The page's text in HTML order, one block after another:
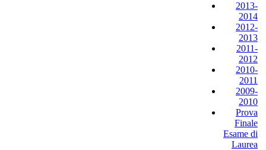
2013-
2014
2012-
2013
2011-
2012
2010-
2011
2009-
2010
Prova
Finale
Esame di
Laurea